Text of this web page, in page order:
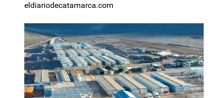
eldiariodecatamarca.com